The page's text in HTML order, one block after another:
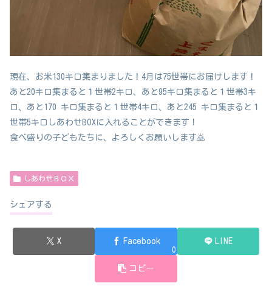
現在、お米130キロ集まりました！4月は75世帯にお届けします！
あと20キロ集まると１世帯2キロ、あと95キロ集まると１世帯3キ
ロ、あと170 キロ集まると１世帯4キロ、あと245 キロ集まると１
世帯5キロしあわせBOXに入れることができます！
食べ盛りの子どもたちに、よろしくお願いします🙇
しあわせＢＯＸ
シェアする
X Facebook
0
LINE
コピー